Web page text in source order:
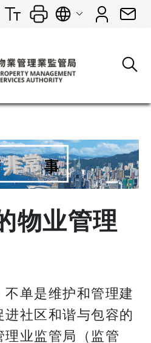
物业管理
单是维护和管理建
社区和谐与包容的
业监管局（监管